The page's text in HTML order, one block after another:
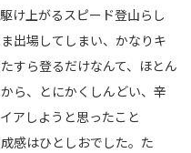
け上がるスピード登山らし
出場してしまい、かなりキ
すら登るだけなんて、ほとん
ら、とにかくしんどい、辛
アしようと思ったこと
感はひとしおでした。た